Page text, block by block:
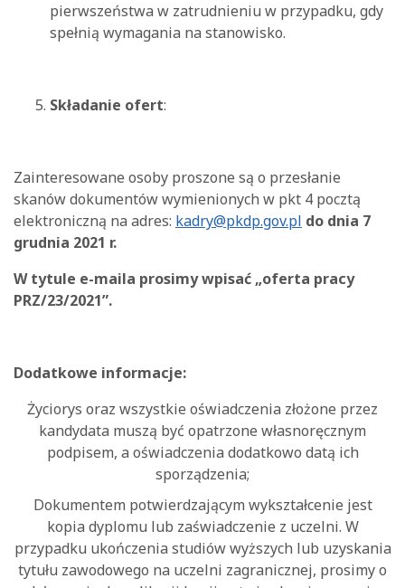
pierwszeństwa w zatrudnieniu w przypadku, gdy
spełnią wymagania na stanowisko.
Składanie ofert:
Zainteresowane osoby proszone są o przesłanie
skanów dokumentów wymienionych w pkt 4 pocztą
elektroniczną na adres: kadry@pkdp.gov.pl do dnia 7
grudnia 2021 r.
W tytule e-maila prosimy wpisać „oferta pracy
PRZ/23/2021”.
Dodatkowe informacje:
Życiorys oraz wszystkie oświadczenia złożone przez
kandydata muszą być opatrzone własnoręcznym
podpisem, a oświadczenia dodatkowo datą ich
sporządzenia;
Dokumentem potwierdzającym wykształcenie jest
kopia dyplomu lub zaświadczenie z uczelni. W
przypadku ukończenia studiów wyższych lub uzyskania
tytułu zawodowego na uczelni zagranicznej, prosimy o